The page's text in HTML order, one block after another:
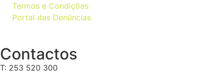
Termos e Condições
Portal das Denúncias
Contactos
T: 253 520 300